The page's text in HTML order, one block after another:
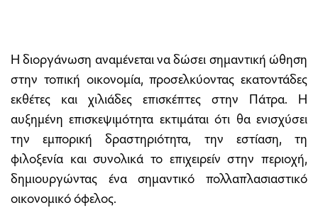
Η διοργάνωση αναμένεται να δώσει σημαντική ώθηση
στην τοπική οικονομία, προσελκύοντας εκατοντάδες
εκθέτες και χιλιάδες επισκέπτες στην Πάτρα. Η
αυξημένη επισκεψιμότητα εκτιμάται ότι θα ενισχύσει
την εμπορική δραστηριότητα, την εστίαση, τη
φιλοξενία και συνολικά το επιχειρείν στην περιοχή,
δημιουργώντας ένα σημαντικό πολλαπλασιαστικό
οικονομικό όφελος.